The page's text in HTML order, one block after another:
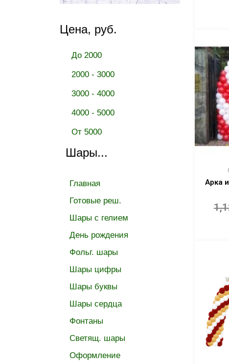
Цена, руб.
До 2000
2000 - 3000
3000 - 4000
4000 - 5000
От 5000
Шары...
Главная
Готовые реш.
Шары с гелием
День рождения
Фольг. шары
Шары цифры
Шары буквы
Шары сердца
Фонтаны
Светящ. шары
Оформление
Арка